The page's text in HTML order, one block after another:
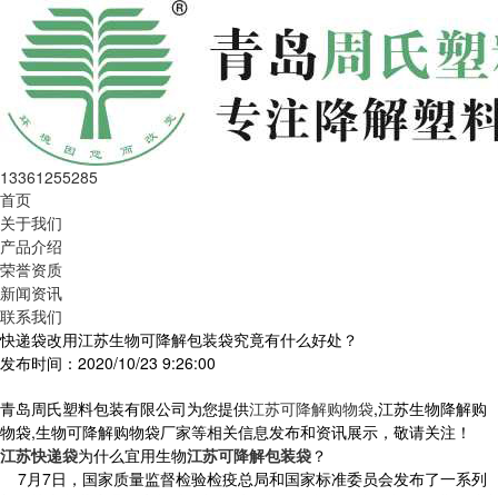
13361255285
首页
关于我们
产品介绍
荣誉资质
新闻资讯
联系我们
快递袋改用江苏生物可降解包装袋究竟有什么好处？
发布时间：2020/10/23 9:26:00
青岛周氏塑料包装有限公司为您提供江苏可降解购物袋,江苏生物降解购
物袋,生物可降解购物袋厂家等相关信息发布和资讯展示，敬请关注！
江苏快递袋为什么宜用生物江苏可降解包装袋 ？
7月7日，国家质量监督检验检疫总局和国家标准委员会发布了一系列